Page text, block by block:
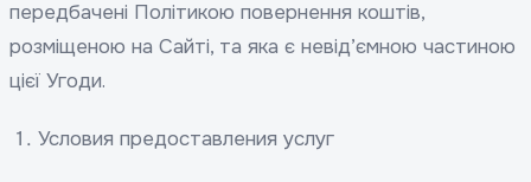
передбачені Політикою повернення коштів,
розміщеною на Сайті, та яка є невід’ємною частиною
цієї Угоди.
Условия предоставления услуг